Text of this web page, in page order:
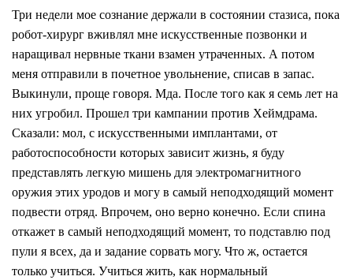
Три недели мое сознание держали в состоянии стазиса, пока
робот-хирург вживлял мне искусственные позвонки и
наращивал нервные ткани взамен утраченных. А потом
меня отправили в почетное увольнение, списав в запас.
Выкинули, проще говоря. Мда. После того как я семь лет на
них угробил. Прошел три кампании против Хеймдрама.
Сказали: мол, с искусственными имплантами, от
работоспособности которых зависит жизнь, я буду
представлять легкую мишень для электромагнитного
оружия этих уродов и могу в самый неподходящий момент
подвести отряд. Впрочем, оно верно конечно. Если спина
откажет в самый неподходящий момент, то подставлю под
пули я всех, да и задание сорвать могу. Что ж, остается
только учиться. Учиться жить, как нормальный